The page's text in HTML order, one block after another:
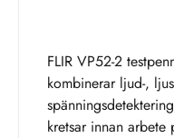
FLIR VP52-2
kombinerar ljud-,
kretsar innan arbete